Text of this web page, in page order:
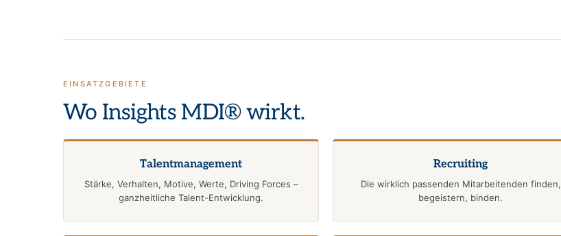
EINSATZGEBIETE
Wo Insights MDI® wirkt.
Talentmanagement
Stärke, Verhalten, Motive, Werte, Driving Forces –
ganzheitliche Talent-Entwicklung.
Recruiting
Die wirklich passenden Mitarbeitenden finden,
begeistern, binden.